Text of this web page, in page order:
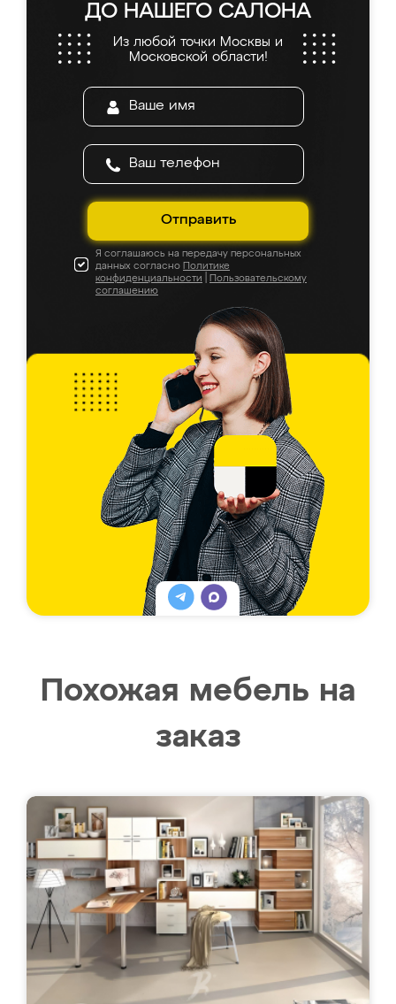
ДО НАШЕГО САЛОНА
Из любой точки Москвы и
Московской области!
Отправить
Я соглашаюсь на передачу персональных
данных согласно Политике
конфиденциальности
Пользовательскому
соглашению
Похожая мебель на
заказ